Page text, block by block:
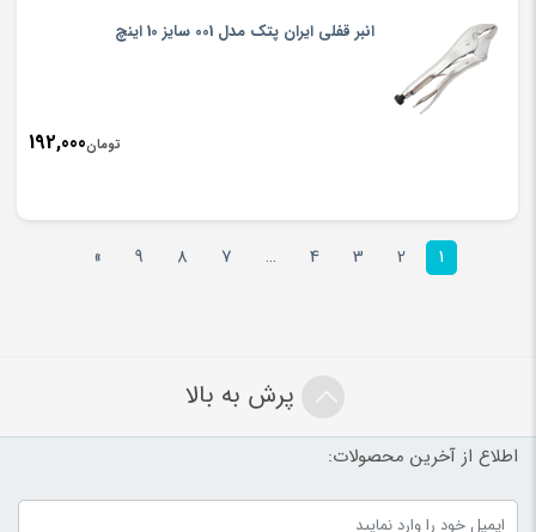
انبر قفلی ایران پتک مدل 001 سایز 10 اینچ
تومان192,000
1
2
3
4
…
7
8
9
»
پرش به بالا
اطلاع از آخرین محصولات: